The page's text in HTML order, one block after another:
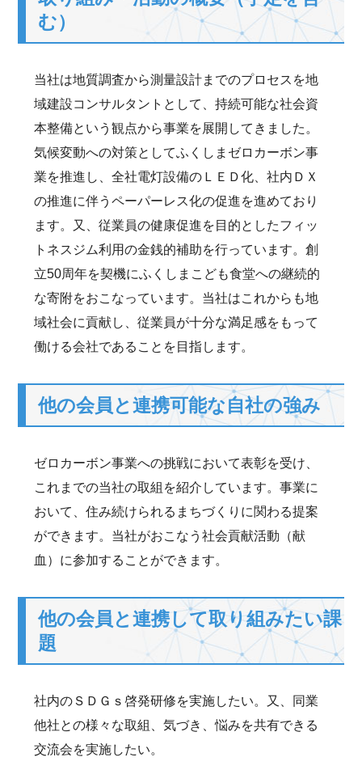
む）
当社は地質調査から測量設計までのプロセスを地
域建設コンサルタントとして、持続可能な社会資
本整備という観点から事業を展開してきました。
気候変動への対策としてふくしまゼロカーボン事
業を推進し、全社電灯設備のＬＥＤ化、社内ＤＸ
の推進に伴うペーパーレス化の促進を進めており
ます。又、従業員の健康促進を目的としたフィッ
トネスジム利用の金銭的補助を行っています。創
立50周年を契機にふくしまこども食堂への継続的
な寄附をおこなっています。当社はこれからも地
域社会に貢献し、従業員が十分な満足感をもって
働ける会社であることを目指します。
他の会員と連携可能な自社の強み
ゼロカーボン事業への挑戦において表彰を受け、
これまでの当社の取組を紹介しています。事業に
おいて、住み続けられるまちづくりに関わる提案
ができます。当社がおこなう社会貢献活動（献
血）に参加することができます。
他の会員と連携して取り組みたい課
題
社内のＳＤＧｓ啓発研修を実施したい。又、同業
他社との様々な取組、気づき、悩みを共有できる
交流会を実施したい。